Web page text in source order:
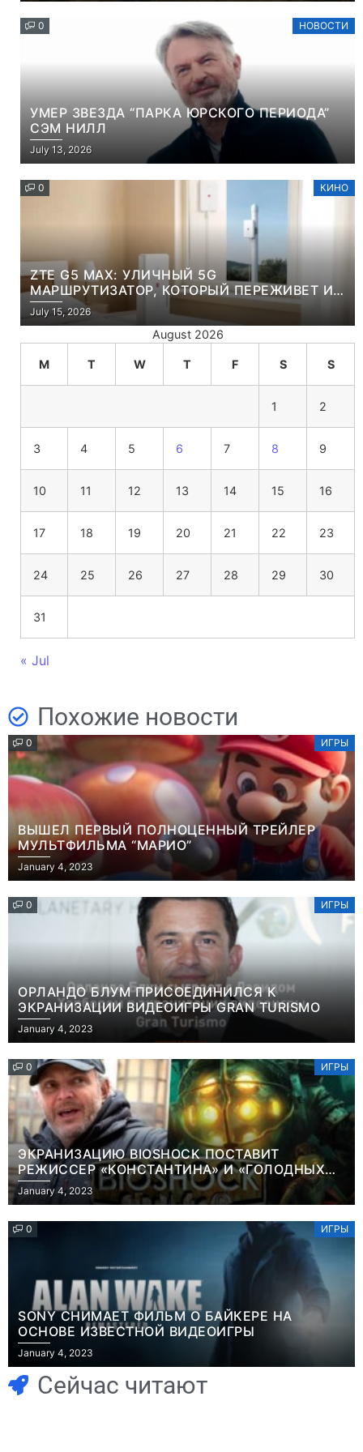
0 НОВОСТИ
УМЕР ЗВЕЗДА “ПАРКА ЮРСКОГО ПЕРИОДА”
СЭМ НИЛЛ
July 13, 2026
0 КИНО
ZTE G5 MAX: УЛИЧНЫЙ 5G
МАРШРУТИЗАТОР, КОТОРЫЙ ПЕРЕЖИВЕТ И
ЛЮТУЮ ЗИМУ, И ЖАРКОЕ ЛЕТО
July 15, 2026
August 2026
M T W T F S S
1 2
3 4 5 6 7 8 9
10 11 12 13 14 15 16
17 18 19 20 21 22 23
24 25 26 27 28 29 30
31
« Jul
Похожие новости
0 ИГРЫ
ВЫШЕЛ ПЕРВЫЙ ПОЛНОЦЕННЫЙ ТРЕЙЛЕР
МУЛЬТФИЛЬМА “МАРИО”
January 4, 2023
0 ИГРЫ
ОРЛАНДО БЛУМ ПРИСОЕДИНИЛСЯ К
ЭКРАНИЗАЦИИ ВИДЕОИГРЫ GRAN TURISMO
January 4, 2023
0 ИГРЫ
ЭКРАНИЗАЦИЮ BIOSHOCK ПОСТАВИТ
РЕЖИССЕР «КОНСТАНТИНА» И «ГОЛОДНЫХ
ИГР»
January 4, 2023
0 ИГРЫ
SONY СНИМАЕТ ФИЛЬМ О БАЙКЕРЕ НА
ОСНОВЕ ИЗВЕСТНОЙ ВИДЕОИГРЫ
January 4, 2023
Сейчас читают
Игры
Часть геймеров
считает, что мы
Новости
Победительница
«Неймовірних